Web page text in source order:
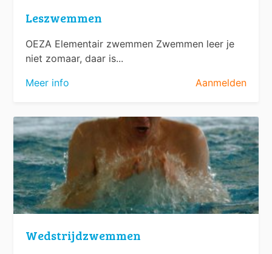
Leszwemmen
OEZA Elementair zwemmen Zwemmen leer je
niet zomaar, daar is...
Meer info
Aanmelden
Wedstrijdzwemmen